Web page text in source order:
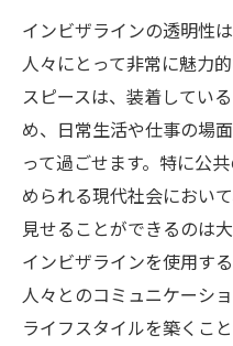
インビザラインの透明性
人々にとって非常に魅力
スピースは、装着してい
め、日常生活や仕事の場
って過ごせます。特に公
められる現代社会におい
見せることができるのは
インビザラインを使用す
人々とのコミュニケーシ
ライフスタイルを築くこ